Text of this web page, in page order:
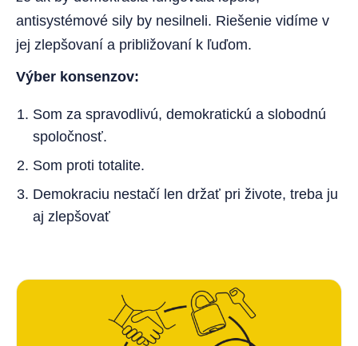
antisystémové sily by nesilneli. Riešenie vidíme v
jej zlepšovaní a približovaní k ľuďom.
Výber konsenzov:
Som za spravodlivú, demokratickú a slobodnú
spoločnosť.
Som proti totalite.
Demokraciu nestačí len držať pri živote, treba ju
aj zlepšovať